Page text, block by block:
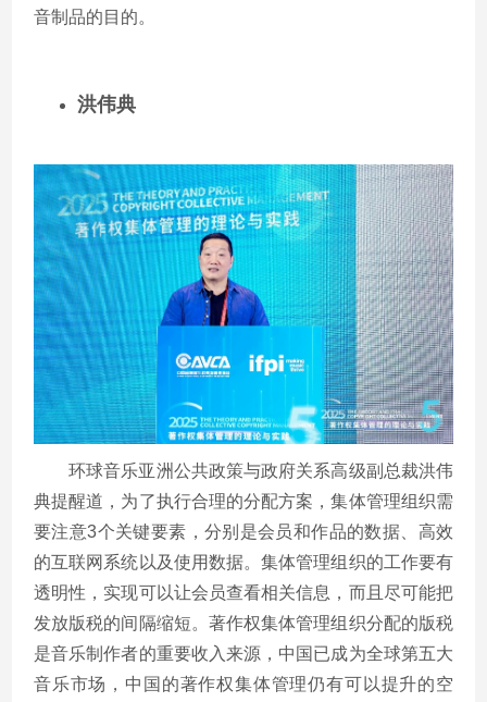
音制品的目的。
洪伟典
环球音乐亚洲公共政策与政府关系高级副总裁洪伟
典提醒道，为了执行合理的分配方案，集体管理组织需
要注意3个关键要素，分别是会员和作品的数据、高效
的互联网系统以及使用数据。集体管理组织的工作要有
透明性，实现可以让会员查看相关信息，而且尽可能把
发放版税的间隔缩短。著作权集体管理组织分配的版税
是音乐制作者的重要收入来源，中国已成为全球第五大
音乐市场，中国的著作权集体管理仍有可以提升的空